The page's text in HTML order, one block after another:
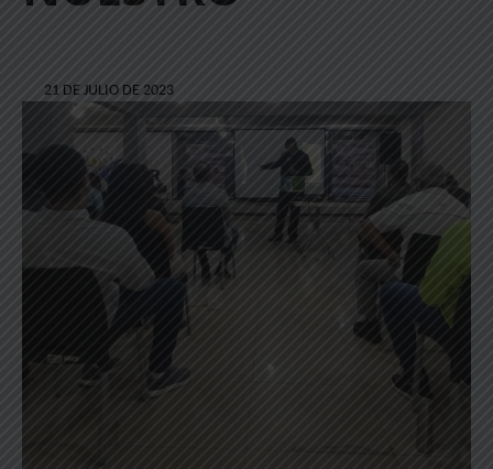
21 DE JULIO DE 2023